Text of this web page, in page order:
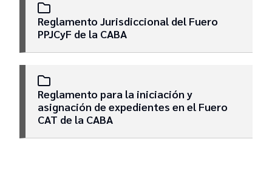
Reglamento Jurisdiccional del Fuero
PPJCyF de la CABA
Reglamento para la iniciación y
asignación de expedientes en el Fuero
CAT de la CABA